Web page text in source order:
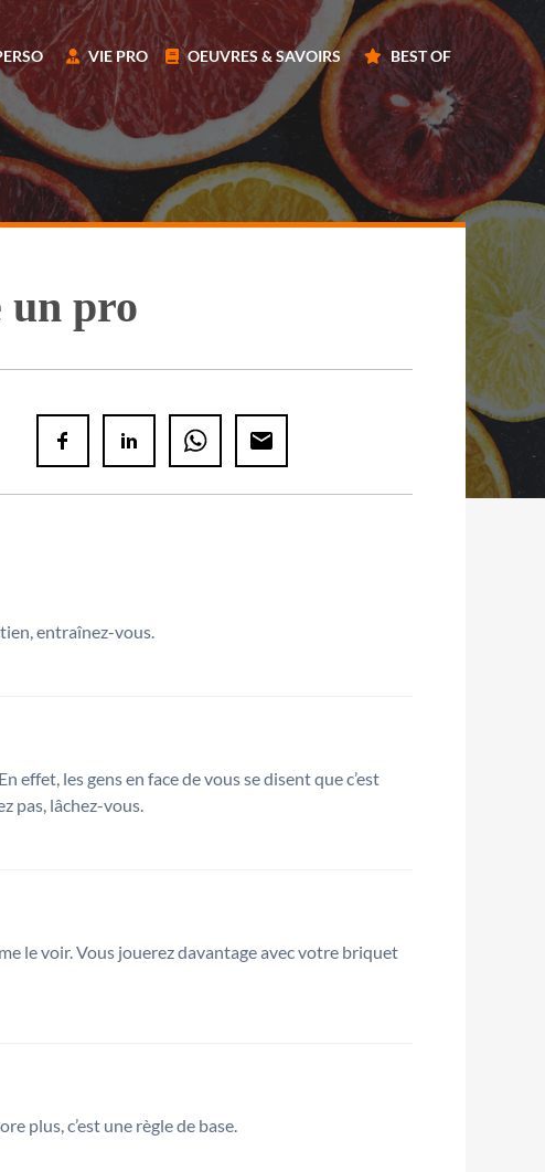
VIE PRO OEUVRES & SAVOIRS BEST OF
un pro
entraînez-vous.
les gens en face de vous se disent que c’est
pas, lâchez-vous.
le voir. Vous jouerez davantage avec votre briquet
plus, c’est une règle de base.